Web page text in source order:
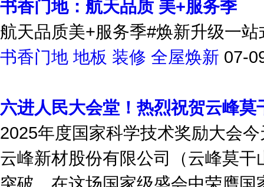
书香门地：航天品质 美+服务季
航天品质美+服务季#焕新升级一
书香门地
地板 装修 全屋焕新
六进人民大会堂！热烈祝贺云峰莫
2025年度国家科学技术奖励大会
云峰新材股份有限公司（云峰莫